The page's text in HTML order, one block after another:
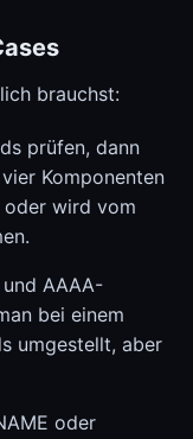
brauchst:
prüfen, dann
Komponenten
wird vom
AAAA-
bei einem
umgestellt, aber
oder